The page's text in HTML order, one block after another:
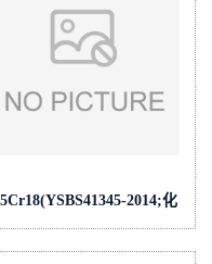
2014;化
学成